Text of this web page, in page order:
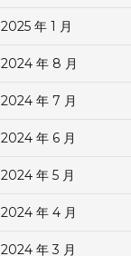
2025 年 1 月
2024 年 8 月
2024 年 7 月
2024 年 6 月
2024 年 5 月
2024 年 4 月
2024 年 3 月